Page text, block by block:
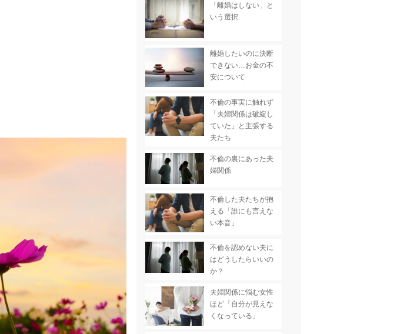
「離婚はしない」と
いう選択
離婚したいのに決断
できない…お金の不
安について
不倫の事実に触れず
「夫婦関係は破綻し
ていた」と主張する
夫たち
不倫の裏にあった夫
婦関係
不倫した夫たちが抱
える「誰にも言えな
い本音」
不倫を認めない夫に
はどうしたらいいの
か？
夫婦関係に悩む女性
ほど「自分が見えな
くなっている」